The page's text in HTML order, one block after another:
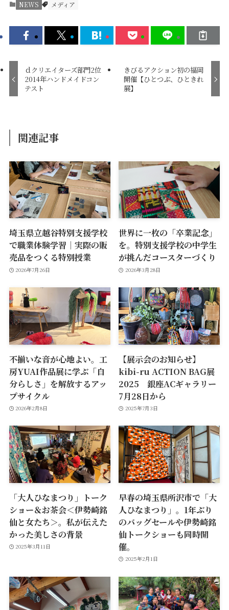
NEWS メディア
ｄクリエイターズ部門2位
2014年ハンドメイドコン
テスト
きびるアクション初の福岡
開催【ひとつぶ、ひときれ
展】
関連記事
埼玉県立越谷特別支援学校
で職業体験学習｜実際の販
売品をつくる特別授業
2026年7月26日
世界に一枚の「卒業記念」
を。特別支援学校の中学生
が挑んだコースターづくり
2026年3月28日
不揃いな音が心地よい。工
房YUAI作品展に学ぶ「自
分らしさ」を解放するアッ
プサイクル
2026年2月8日
【展示会のお知らせ】
kibi-ru ACTION BAG展
2025 銀座ACギャラリー
7月28日から
2025年7月3日
「大人ひなまつり」トーク
ショー＆お茶会＜伊勢崎銘
仙と女たち＞。私が伝えた
かった美しさの背景
2025年3月11日
早春の埼玉県所沢市で「大
人ひなまつり」。1年ぶり
のバッグセールや伊勢崎銘
仙トークショーも同時開
催。
2025年2月1日